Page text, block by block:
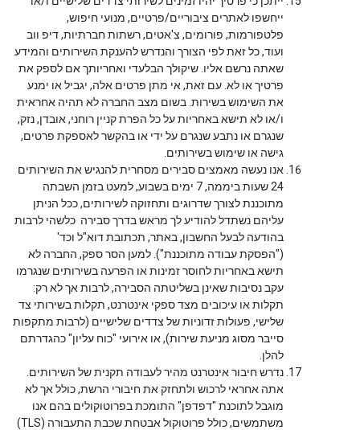
ייחשפו לאתרים ציבוריים/פרטיים, מנועי חיפוש,
פלטפורמות, פורומים, צ'אטים, רשתות חברתיות, דיפ ווב
ועוד, כל זאת לפי הצורך והנדרש להענקת השירותים והמידע
שאתה נרשם אליו. שיקולך הבלעדי ואחריותך אם לספק את
פרטיך או לא. עם זאת, אי מתן פרטים אלה, יגביל או ימנע
את השימוש בשירות. בשום מצב החברה לא תהיה אחראית
ו/או לא תישא באחריות על כל הפרת קניין רוחני, אובדן, נזק,
שנגרם או נתבע שנגרם על ידי או בהקשר לאספקת פרטים,
גישה או שימוש בשירותים.
אנו נעשה מאמצים סבירים מסחרית להנגיש את השירותים
24 שעות ביממה, 7 ימים בשבוע, למעט בזמן השבתה
מתוכננת לצורך שדרוגים ותחזוקה לשירותים, ככל הניתן
עליהם נשתדל להודיע לך מראש בדרך סבירה כלשהי לרבות
בהודעה לבעל החשבון, באתר, תכתובת דוא"ל וכד'
("הפסקת עבודה מתוכננת"). למען הסר ספק, החברה לא
תישא באחריות לחוסר זמינות או הפרעה בשירותים שנגרמו
עקב נסיבות שאינן בשליטתה הסבירה, לרבות אך לא רק:
תקלות או עיכובים מצד ספקי אינטרנט, תקלות בשירותי צד
שלישי, פעולות זדוניות של צדדים שלישיים (לרבות מתקפות
סייבר מסוג מניעת שירות), או אירועי "כוח עליון" כהגדרתם
להלן.
נדרש חיבור אינטרנט מהיר לעבודה תקנית של השירותים.
אתה אחראי לרכוש ולתחזק את חיבורי הרשת, כולל אך לא
מוגבל לתוכנת "דפדפן" התומכת בפרוטוקולים בהם אנו
משתמשים, כולל פרוטוקול אבטחת שכבת התעבורה (TLS)